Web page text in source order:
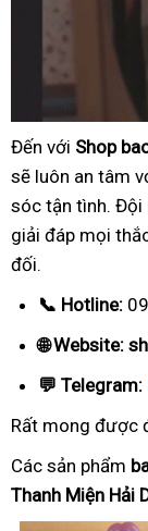
Đến với Shop
sẽ luôn an tâm
sóc tận tình. Đội
giải đáp mọi
đối.
📞 Hotline:
🌐 Website:
💬 Telegram:
Rất mong được
Các sản phẩm
Thanh Miện Hải